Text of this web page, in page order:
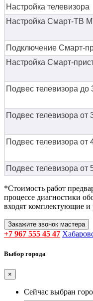
Настройка телевизора
Настройка Смарт-ТВ
Подключение Смарт-
Настройка Смарт-
Подвес телевизора до
Подвес телевизора от
Подвес телевизора от
Подвес телевизора от
*Стоимость работ
процессе диагностики
входят комплектующие и
Закажите звонок мастера
+7 967 555 45 47
Выбор города
×
Сейчас выбран